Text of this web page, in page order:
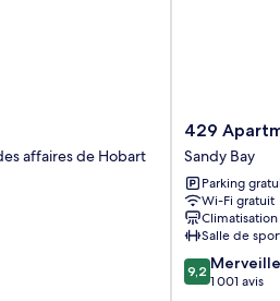
affaires de Hobart
429
Apartments
and
Suites
Sandy
Bay
429
Sandy Bay
Parking
Wi-Fi gratuit
Climatisation
Salle de
9.2
sur
9,2
1 001 avis